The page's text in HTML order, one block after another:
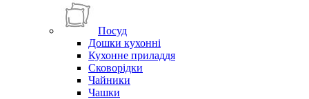
Посуд
Дошки кухонні
Кухонне приладдя
Сковорідки
Чайники
Чашки